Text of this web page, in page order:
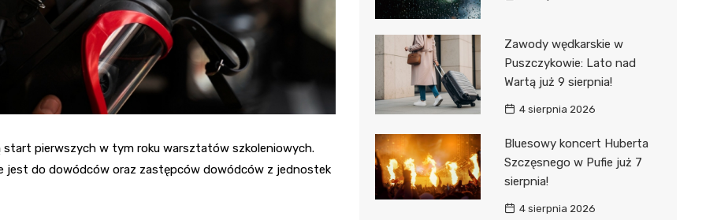
start pierwszych w tym roku warsztatów szkoleniowych.
jest do dowódców oraz zastępców dowódców z jednostek
Zawody wędkarskie w
Puszczykowie: Lato nad
Wartą już 9 sierpnia!
4 sierpnia 2026
Bluesowy koncert Huberta
Szczęsnego w Pufie już 7
sierpnia!
4 sierpnia 2026